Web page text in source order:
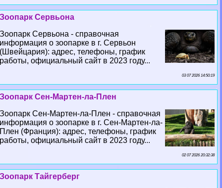
Зоопарк Сервьона
Зоопарк Сервьона - справочная
информация о зоопарке в г. Сервьон
(Швейцария): адрес, телефоны, график
работы, официальный сайт в 2023 году...
03 07 2026 14:50:19
Зоопарк Сен-Мартен-ла-Плен
Зоопарк Сен-Мартен-ла-Плен - справочная
информация о зоопарке в г. Сен-Мартен-ла-
Плен (Франция): адрес, телефоны, график
работы, официальный сайт в 2023 году...
02 07 2026 20:32:38
Зоопарк Тайгерберг